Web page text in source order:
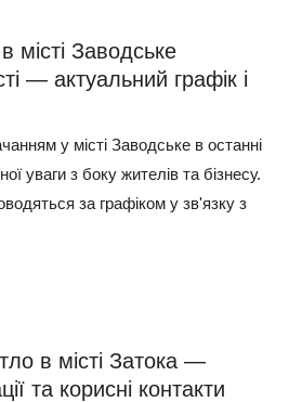
місті Заводське
— актуальний графік і
у місті Заводське в останні
уваги з боку жителів та бізнесу.
за графіком у зв'язку з
в місті Затока —
та корисні контакти